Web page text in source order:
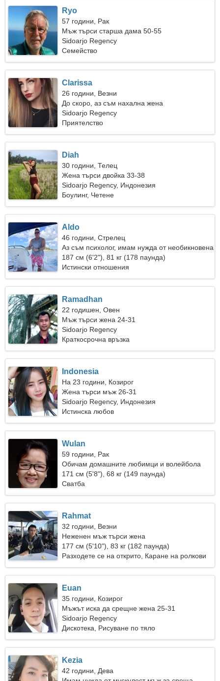
Ryo
57 години, Рак
Мъж търси старша дама 50-55
Sidoarjo Regency
Семейство
Clarissa
26 години, Везни
До скоро, аз съм нахална жена
Sidoarjo Regency
Приятелство
Diah
30 години, Телец
Жена търси двойка 33-38
Sidoarjo Regency, Индонезия
Боулинг, Четене
Aldo
46 години, Стрелец
Аз съм психолог, имам нужда от необикновена
жена
187 см (6'2"), 81 кг (178 паунда)
Истински отношения
Ramadhan
22 годишен, Овен
Мъж търси жена 24-31
Sidoarjo Regency
Краткосрочна връзка
Indonesia
На 23 години, Козирог
Жена търси мъж 26-31
Sidoarjo Regency, Индонезия
Истинска любов
Wulan
59 години, Рак
Обичам домашните любимци и волейбола
171 см (5'8"), 68 кг (149 паунда)
Сватба
Rahmat
32 години, Везни
Неженен мъж търси жена
177 см (5'10"), 83 кг (182 паунда)
Разходете се на открито, Каране на ролкови
кънки
Euan
35 години, Козирог
Мъжът иска да срещне жена 25-31
Sidoarjo Regency
Дискотека, Рисуване по тяло
Kezia
42 години, Дева